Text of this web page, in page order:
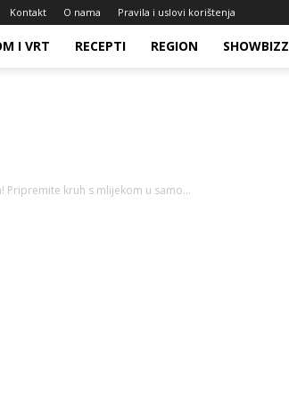
Kontakt O nama Pravila i uslovi korištenja
I VRT RECEPTI REGION SHOWBIZZ
Pripremite kruh s mlijekom u samo...